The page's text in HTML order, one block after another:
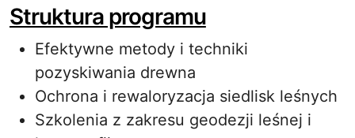
Struktura programu
Efektywne metody i techniki
pozyskiwania drewna
Ochrona i rewaloryzacja siedlisk leśnych
Szkolenia z zakresu geodezji leśnej i